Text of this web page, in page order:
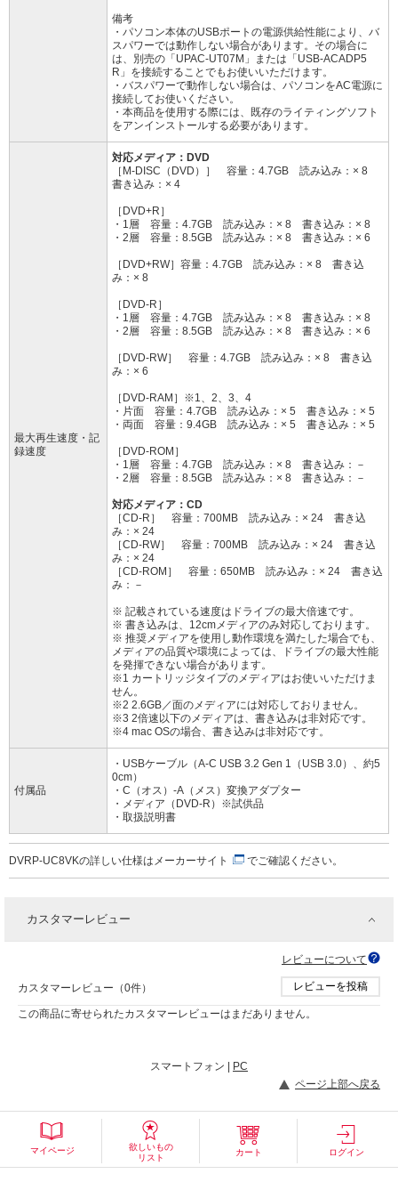
備考
・パソコン本体のUSBポートの電源供給性能により、バ
スパワーでは動作しない場合があります。その場合に
は、別売の「UPAC-UT07M」または「USB-ACADP5
R」を接続することでもお使いいただけます。
・バスパワーで動作しない場合は、パソコンをAC電源に
接続してお使いください。
・本商品を使用する際には、既存のライティングソフト
をアンインストールする必要があります。
最大再生速度・記
録速度
対応メディア：DVD
［M-DISC（DVD）］ 容量：4.7GB 読み込み：× 8
書き込み：× 4
［DVD+R］
・1層 容量：4.7GB 読み込み：× 8 書き込み：× 8
・2層 容量：8.5GB 読み込み：× 8 書き込み：× 6
［DVD+RW］容量：4.7GB 読み込み：× 8 書き込
み：× 8
［DVD-R］
・1層 容量：4.7GB 読み込み：× 8 書き込み：× 8
・2層 容量：8.5GB 読み込み：× 8 書き込み：× 6
［DVD-RW］ 容量：4.7GB 読み込み：× 8 書き込
み：× 6
［DVD-RAM］※1、2、3、4
・片面 容量：4.7GB 読み込み：× 5 書き込み：× 5
・両面 容量：9.4GB 読み込み：× 5 書き込み：× 5
［DVD-ROM］
・1層 容量：4.7GB 読み込み：× 8 書き込み：－
・2層 容量：8.5GB 読み込み：× 8 書き込み：－
対応メディア：CD
［CD-R］ 容量：700MB 読み込み：× 24 書き込
み：× 24
［CD-RW］ 容量：700MB 読み込み：× 24 書き込
み：× 24
［CD-ROM］ 容量：650MB 読み込み：× 24 書き込
み：－
※ 記載されている速度はドライブの最大倍速です。
※ 書き込みは、12cmメディアのみ対応しております。
※ 推奨メディアを使用し動作環境を満たした場合でも、
メディアの品質や環境によっては、ドライブの最大性能
を発揮できない場合があります。
※1 カートリッジタイプのメディアはお使いいただけま
せん。
※2 2.6GB／面のメディアには対応しておりません。
※3 2倍速以下のメディアは、書き込みは非対応です。
※4 mac OSの場合、書き込みは非対応です。
付属品
・USBケーブル（A-C USB 3.2 Gen 1（USB 3.0）、約5
0cm）
・C（オス）-A（メス）変換アダプター
・メディア（DVD-R）※試供品
・取扱説明書
DVRP-UC8VKの詳しい仕様は メーカーサイト でご確認ください。
カスタマーレビュー
レビューについて
カスタマーレビュー（0件） レビューを投稿
この商品に寄せられたカスタマーレビューはまだありません。
スマートフォン |
PC
ページ上部へ戻る
マイページ
欲しいもの
リスト
カート ログイン